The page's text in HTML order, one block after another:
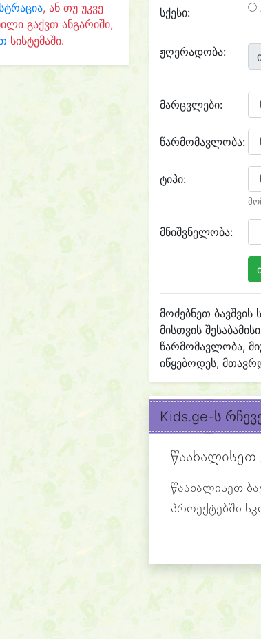
, ან თუ უკვე
გაქვთ ანგარიში,
სისტემაში.
სქესი:
ჟღერადობა:
მარცვლები:
წარმომავლობა:
ტიპი:
მნიშვნელობა:
მოძებნეთ ბავშვის
მისთვის
წარმომავლობა,
იწყებოდეს,
Kids.ge-ს
წაახალისეთ
წაახალისეთ
პროექტებში